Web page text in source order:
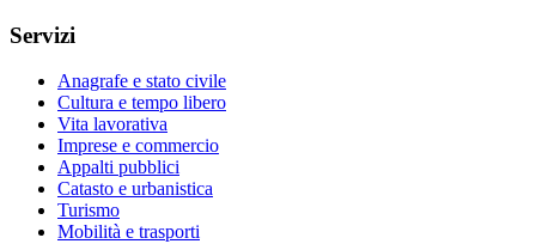
Servizi
Anagrafe e stato civile
Cultura e tempo libero
Vita lavorativa
Imprese e commercio
Appalti pubblici
Catasto e urbanistica
Turismo
Mobilità e trasporti